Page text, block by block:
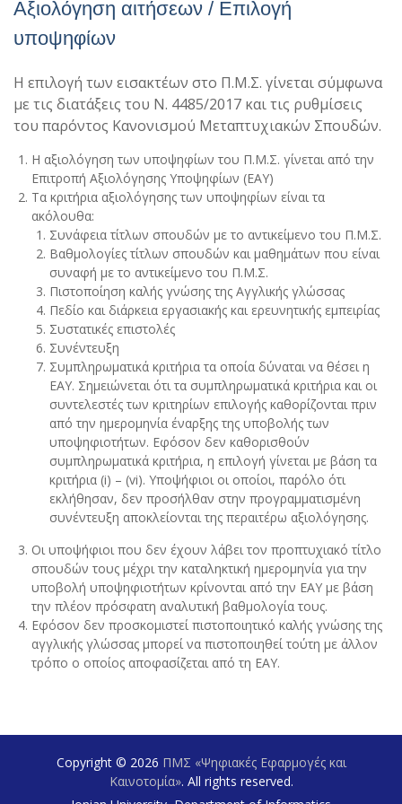
Αξιολόγηση αιτήσεων / Επιλογή
υποψηφίων
Η επιλογή των εισακτέων στo Π.Μ.Σ. γίνεται σύμφωνα
με τις διατάξεις του Ν. 4485/2017 και τις ρυθμίσεις
του παρόντος Κανονισμού Μεταπτυχιακών Σπουδών.
Η αξιολόγηση των υποψηφίων του Π.Μ.Σ. γίνεται από την
Επιτροπή Αξιολόγησης Υποψηφίων (ΕΑΥ)
Τα κριτήρια αξιολόγησης των υποψηφίων είναι τα
ακόλουθα:
Συνάφεια τίτλων σπουδών με το αντικείμενο του Π.Μ.Σ.
Βαθμολογίες τίτλων σπουδών και μαθημάτων που είναι
συναφή με το αντικείμενο του Π.Μ.Σ.
Πιστοποίηση καλής γνώσης της Αγγλικής γλώσσας
Πεδίο και διάρκεια εργασιακής και ερευνητικής εμπειρίας
Συστατικές επιστολές
Συνέντευξη
Συμπληρωματικά κριτήρια τα οποία δύναται να θέσει η
ΕΑΥ. Σημειώνεται ότι τα συμπληρωματικά κριτήρια και οι
συντελεστές των κριτηρίων επιλογής καθορίζονται πριν
από την ημερομηνία έναρξης της υποβολής των
υποψηφιοτήτων. Εφόσον δεν καθορισθούν
συμπληρωματικά κριτήρια, η επιλογή γίνεται με βάση τα
κριτήρια (i) – (vi). Υποψήφιοι οι οποίοι, παρόλο ότι
εκλήθησαν, δεν προσήλθαν στην προγραμματισμένη
συνέντευξη αποκλείονται της περαιτέρω αξιολόγησης.
Οι υποψήφιοι που δεν έχουν λάβει τον προπτυχιακό τίτλο
σπουδών τους μέχρι την καταληκτική ημερομηνία για την
υποβολή υποψηφιοτήτων κρίνονται από την ΕΑΥ με βάση
την πλέον πρόσφατη αναλυτική βαθμολογία τους.
Εφόσον δεν προσκομιστεί πιστοποιητικό καλής γνώσης της
αγγλικής γλώσσας μπορεί να πιστοποιηθεί τούτη με άλλον
τρόπο ο οποίος αποφασίζεται από τη EAY.
Copyright © 2026 ΠΜΣ «Ψηφιακές Εφαρμογές και
Καινοτομία». All rights reserved.